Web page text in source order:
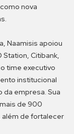
nova
Naamisis apoiou
Citibank,
time executivo
institucional
empresa. Sua
de 900
de fortalecer